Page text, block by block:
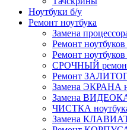
Ноутбуки б/у
Ремонт ноутбука
Замена
Ремонт
Ремонт
СРОЧНЫЙ ремонт
Ремонт
Замена ЭКРАНА
Замена
ЧИСТКА
Замена